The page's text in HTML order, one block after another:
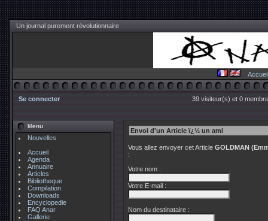
Un journal purement révolutionnaire
Accueil
Se connecter 39 visiteur(s) et 0
Menu
Nouvelles
Accueil
Agenda
Annuaire
Articles
Bibliotheque
Compilation
Downloads
Encyclopedie
FAQ Anar
Gallerie
Envoi d'un Article ï¿½ un ami
Vous allez envoyer cet Article GOLDMAN
:
Votre nom :
Votre E-mail :
Nom du destinataire :